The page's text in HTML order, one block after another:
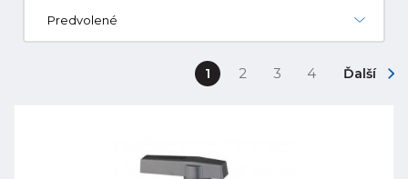
Predvolené
1 2 3 4 Ďalší